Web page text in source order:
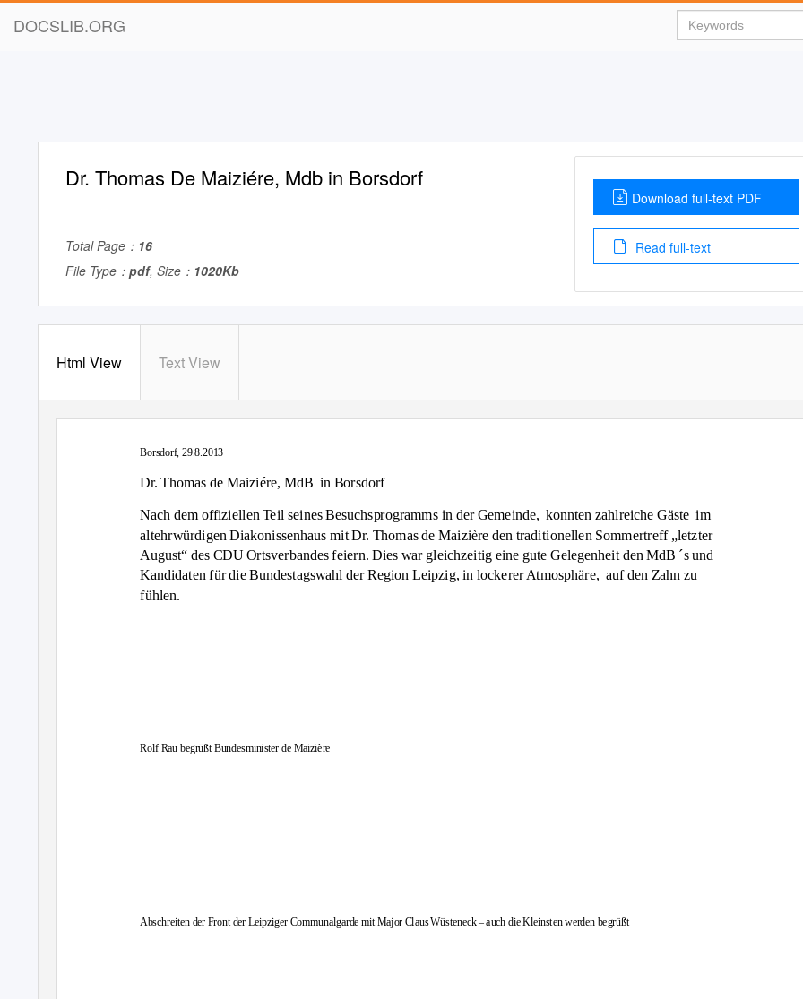
DOCSLIB.ORG
Dr. Thomas De Maiziére, Mdb in Borsdorf
Total Page： 16
File Type： pdf, Size： 1020Kb
Download full-text PDF
Read full-text
Html View Text View
Borsdorf, 29.8.2013
Dr. Thomas de Maiziére, MdB in Borsdorf
Nach dem offiziellen Teil seines Besuchsprogramms in der Gemeinde, konnten zahlreiche Gäste im
altehrwürdigen Diakonissenhaus mit Dr. Thomas de Maizière den traditionellen Sommertreff „letzter
August“ des CDU Ortsverbandes feiern. Dies war gleichzeitig eine gute Gelegenheit den MdB ´s und
Kandidaten für die Bundestagswahl der Region Leipzig, in lockerer Atmosphäre, auf den Zahn zu
fühlen.
Rolf Rau begrüßt Bundesminister de Maizière
Abschreiten der Front der Leipziger Communalgarde mit Major Claus Wüsteneck – auch die Kleinsten werden begrüßt